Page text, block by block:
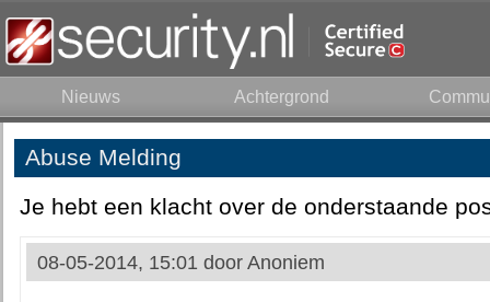
Nieuws Achtergrond
Abuse Melding
Je hebt een klacht over de onderstaande
08-05-2014, 15:01 door Anoniem